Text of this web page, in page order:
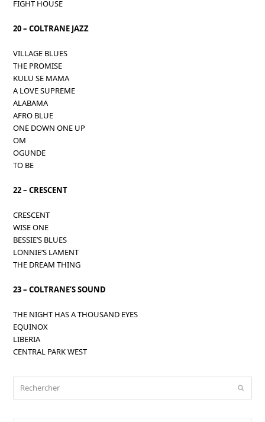
FIGHT HOUSE
20 – COLTRANE JAZZ
VILLAGE BLUES
THE PROMISE
KULU SE MAMA
A LOVE SUPREME
ALABAMA
AFRO BLUE
ONE DOWN ONE UP
OM
OGUNDE
TO BE
22 – CRESCENT
CRESCENT
WISE ONE
BESSIE’S BLUES
LONNIE’S LAMENT
THE DREAM THING
23 – COLTRANE’S SOUND
THE NIGHT HAS A THOUSAND EYES
EQUINOX
LIBERIA
CENTRAL PARK WEST